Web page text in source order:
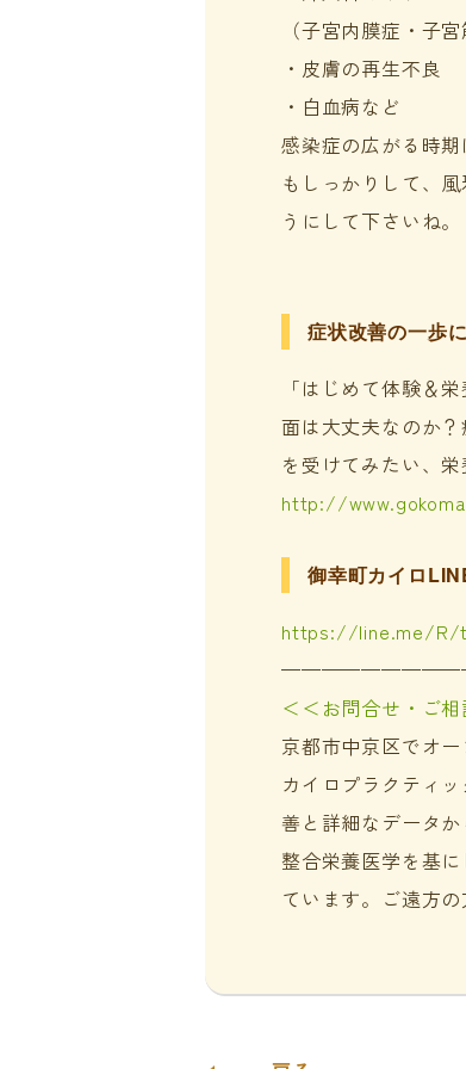
（子宮内膜症・子宮
・皮膚の再生不良
・白血病など
感染症の広がる時
もしっかりして、
うにして下さいね。
症状改善の一歩
「はじめて体験＆
面は大丈夫なのか
を受けてみたい、
http://
御幸町カイロ
https://line.me/R/
＜＜お問合せ・ご
京都市中京区でオ
カイロプラクティ
善と詳細なデータ
整合栄養医学を基
ています。ご遠方